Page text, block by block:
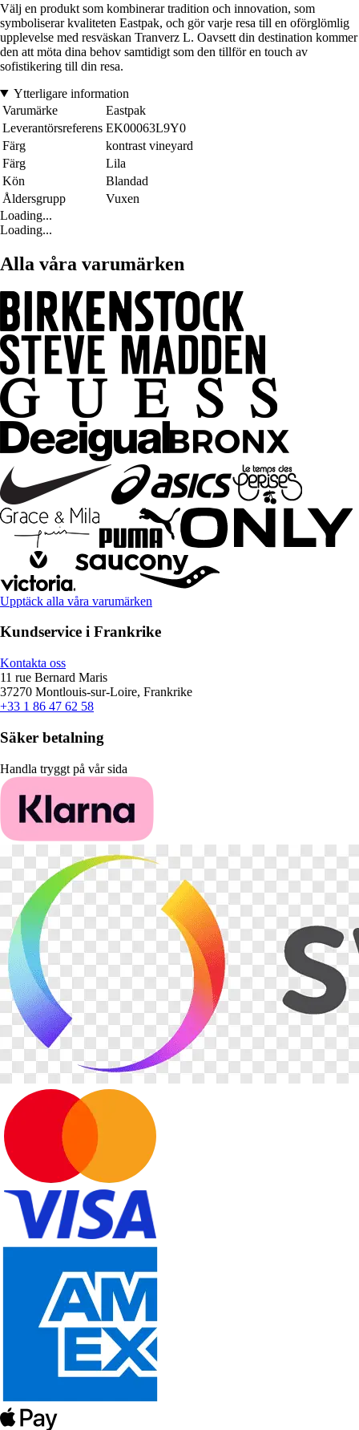
Välj en produkt som kombinerar tradition och innovation, som
symboliserar kvaliteten Eastpak, och gör varje resa till en oförglömlig
upplevelse med resväskan Tranverz L. Oavsett din destination kommer
den att möta dina behov samtidigt som den tillför en touch av
sofistikering till din resa.
Ytterligare information
Varumärke
Eastpak
Leverantörsreferens EK00063L9Y0
Färg
kontrast vineyard
Färg
Lila
Kön
Blandad
Åldersgrupp
Vuxen
Loading...
Loading...
Alla våra varumärken
Upptäck alla våra varumärken
Kundservice i Frankrike
Kontakta oss
11 rue Bernard Maris
37270 Montlouis-sur-Loire, Frankrike
+33 1 86 47 62 58
Säker betalning
Handla tryggt på vår sida